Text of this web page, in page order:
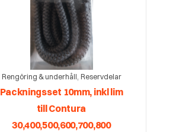
Rengöring & underhåll, Reservdelar
Packningsset 10mm, inkl lim
till Contura
30,400,500,600,700,800